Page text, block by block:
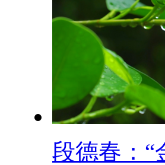
段德春：“